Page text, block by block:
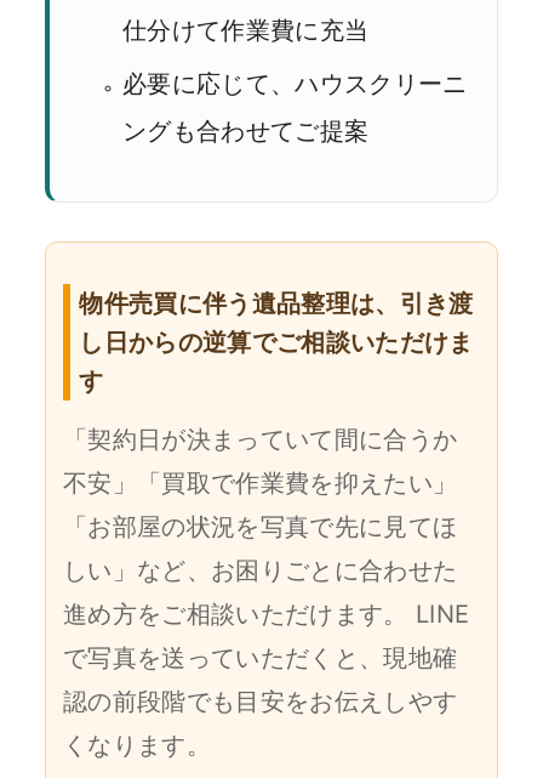
仕分けて作業費に充当
必要に応じて、ハウスクリーニ
ングも合わせてご提案
物件売買に伴う遺品整理は、引き渡
し日からの逆算でご相談いただけま
す
「契約日が決まっていて間に合うか
不安」「買取で作業費を抑えたい」
「お部屋の状況を写真で先に見てほ
しい」など、お困りごとに合わせた
進め方をご相談いただけます。 LINE
で写真を送っていただくと、現地確
認の前段階でも目安をお伝えしやす
くなります。